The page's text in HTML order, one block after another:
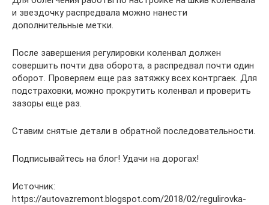
и звездочку распредвала можно нанести
дополнительные метки.
После завершения регулировки коленвал должен
совершить почти два оборота, а распредвал почти один
оборот. Проверяем еще раз затяжку всех контргаек. Для
подстраховки, можно прокрутить коленвал и проверить
зазоры еще раз.
Ставим снятые детали в обратной последовательности.
Подписывайтесь на блог! Удачи на дорогах!
Источник:
https://autovazremont.blogspot.com/2018/02/regulirovka-